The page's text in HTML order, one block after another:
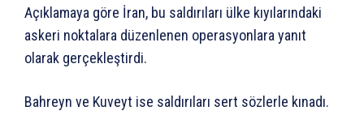
Açıklamaya göre İran, bu saldırıları ülke kıyılarındaki
askeri noktalara düzenlenen operasyonlara yanıt
olarak gerçekleştirdi.
Bahreyn ve Kuveyt ise saldırıları sert sözlerle kınadı.